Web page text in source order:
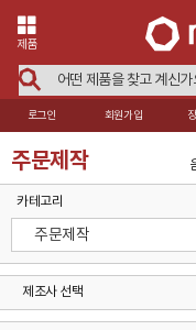
제품
로그인 회원가입
주문제작
카테고리
주문제작
제조사 선택